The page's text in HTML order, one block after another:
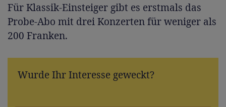
Für Klassik-Einsteiger gibt es erstmals das
Probe-Abo mit drei Konzerten für weniger als
200 Franken.
Wurde Ihr Interesse geweckt?